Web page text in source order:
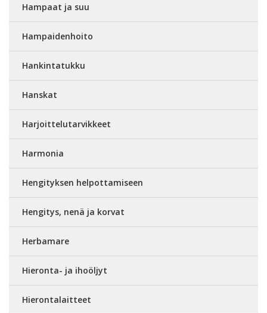
Hampaat ja suu
Hampaidenhoito
Hankintatukku
Hanskat
Harjoittelutarvikkeet
Harmonia
Hengityksen helpottamiseen
Hengitys, nenä ja korvat
Herbamare
Hieronta- ja ihoöljyt
Hierontalaitteet